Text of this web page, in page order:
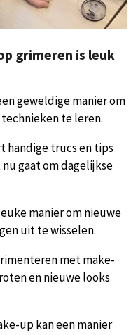
grimeren is leuk
geweldige manier om
te leren.
handige trucs en tips
gaat om dagelijkse
manier om nieuwe
uit te wisselen.
met make-
en nieuwe looks
up kan een manier